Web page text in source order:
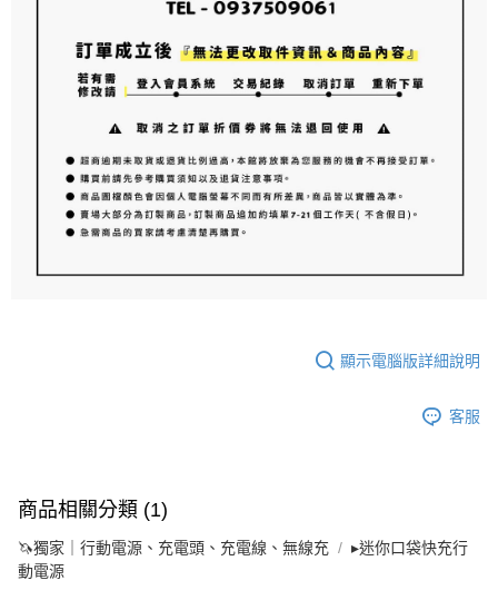
顯示電腦版詳細說明
客服
商品相關分類 (1)
🦄獨家｜行動電源、充電頭、充電線、無線充
▸迷你口袋快充行
動電源